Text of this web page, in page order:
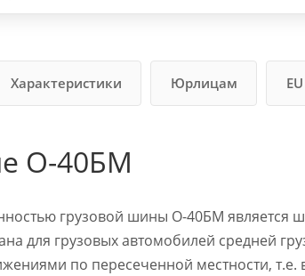
Характеристики Юрлицам EU
О-40БМ
грузовой шины О-40БМ является
для грузовых автомобилей средней
по пересеченной местности,